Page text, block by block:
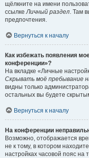
щёлкните на имени
ссылкеЛичный раздел. Там
предпочтения.
Вернуться к началу
Как избежать появления
конференции»?
На вкладке «Личные
Скрывать моё пребывание
видны только
остальных вы будете
Вернуться к началу
На конференции
Возможно, отображается
не к тому, в котором
настройках часовой пояс на